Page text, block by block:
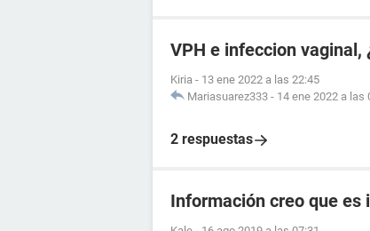
VPH e infeccion vaginal,
Kiria - 13 ene 2022 a las 22:45
Mariasuarez333 - 14 ene 2022 a las
2 respuestas
Información creo que es